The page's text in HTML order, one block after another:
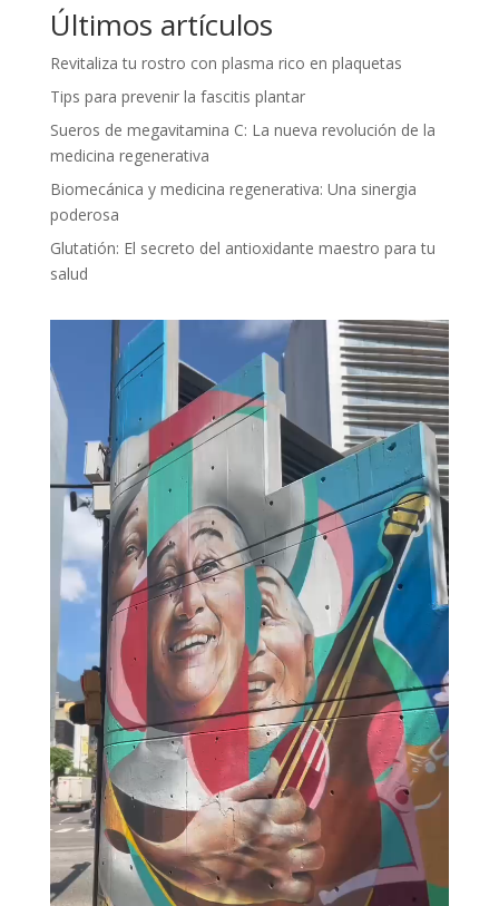
Últimos artículos
Revitaliza tu rostro con plasma rico en plaquetas
Tips para prevenir la fascitis plantar
Sueros de megavitamina C: La nueva revolución de la
medicina regenerativa
Biomecánica y medicina regenerativa: Una sinergia
poderosa
Glutatión: El secreto del antioxidante maestro para tu
salud